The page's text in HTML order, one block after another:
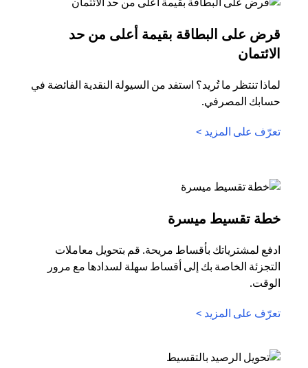
قرض على البطاقة بقيمة أعلى من حد
الائتمان
لماذا تنتظر ما تُريد؟ استفد من السيولة النقدية الفائضة في
حسابك المصرفي.
تعرّف على المزيد >
خطة تقسيط ميسرة
ادفع لمشترياتك بأقساط مريحة. قم بتحويل معاملات
التجزئة الخاصة بك إلى أقساط سهلة لسدادها مع مرور
الوقت.
تعرّف على المزيد >